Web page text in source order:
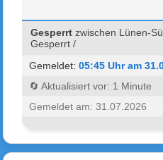
Gesperrt zwischen Lünen-
Gesperrt /
Gemeldet:05:45 Uhr am
🔄 Aktualisiert vor: 1 Minute
Gemeldet am: 31.07.2026